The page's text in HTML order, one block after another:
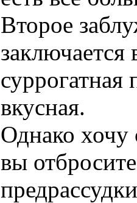
Второе
заключается
вкусная.
Однако хочу
вы